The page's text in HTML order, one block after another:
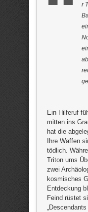
r
Ein Hilferuf
mitten ins
hat die
Ihre Waffen
tödlich.
Triton ums
zwei
kosmisches
Entdeckung
Feind rüstet